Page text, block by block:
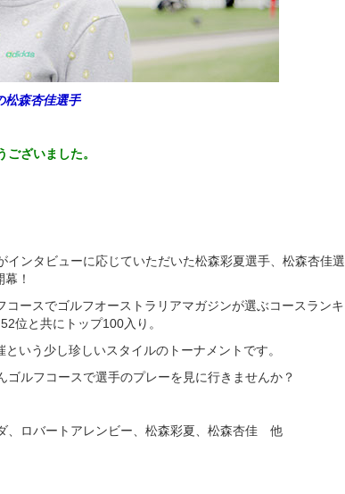
松森杏佳選手
ざいました。
インタビューに応じていただいた松森彩夏選手、松森杏佳選
！
コースでゴルフオーストラリアマガジンが選ぶコースランキ
位と共にトップ100入り。
いう少し珍しいスタイルのトーナメントです。
ルフコースで選手のプレーを見に行きませんか？
、ロバートアレンビー、松森彩夏、松森杏佳 他